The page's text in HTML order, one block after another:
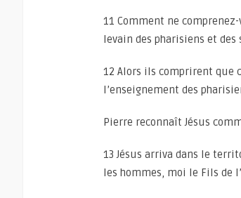
11 Comment ne
levain des pharisiens et des
12 Alors ils comprirent que
l’enseignement des
Pierre reconnaît Jésus
13 Jésus arriva dans le
les hommes, moi le Fils de